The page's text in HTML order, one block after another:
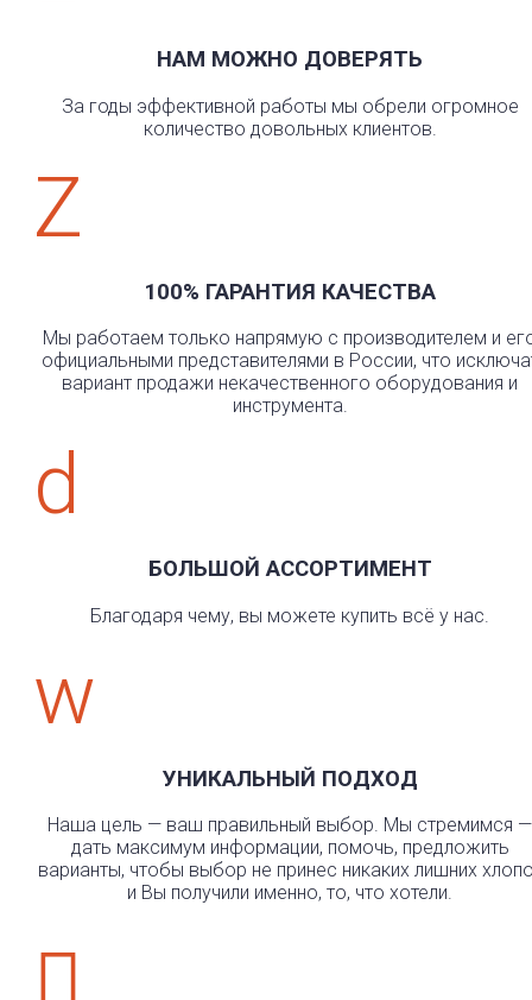
НАМ МОЖНО ДОВЕРЯТЬ
За годы эффективной работы мы обрели огромное
количество довольных клиентов.
Z
100% ГАРАНТИЯ КАЧЕСТВА
Мы работаем только напрямую с производителем и
официальными представителями в России, что
вариант продажи некачественного оборудования и
инструмента.
d
БОЛЬШОЙ АССОРТИМЕНТ
Благодаря чему, вы можете купить всё у нас.
w
УНИКАЛЬНЫЙ ПОДХОД
Наша цель — ваш правильный выбор. Мы стремимся —
дать максимум информации, помочь, предложить
варианты, чтобы выбор не принес никаких лишних
и Вы получили именно, то, что хотели.